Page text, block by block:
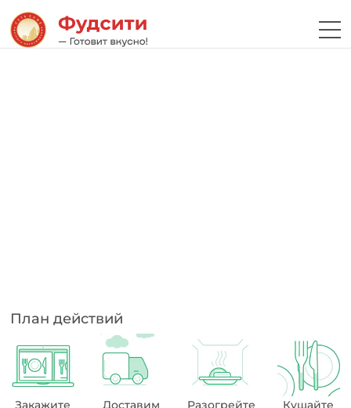
План действий
Закажите Доставим Разогрейте Кушайте